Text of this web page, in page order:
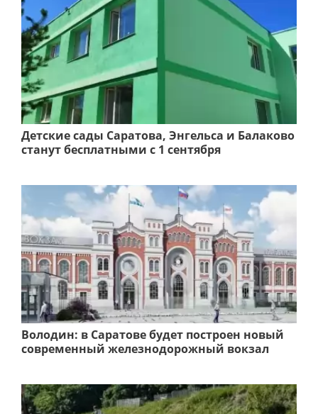
Детские сады Саратова, Энгельса и Балаково
станут бесплатными с 1 сентября
Володин: в Саратове будет построен новый
современный железнодорожный вокзал